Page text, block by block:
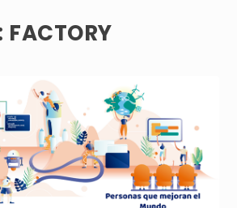
FACTORY